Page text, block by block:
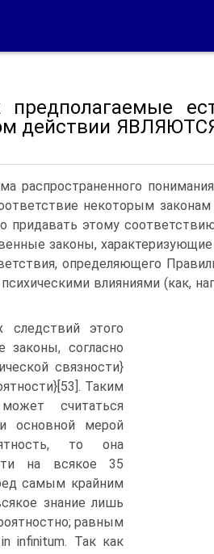
действии
распространенного
некоторым
придавать этому
законы,
определяющего
влияниями (как,
этого
законы, согласно
связности}
Таким
считаться
основной мерой
то она
на всякое 35
самым крайним
знание лишь
равным
infinitum. Так как